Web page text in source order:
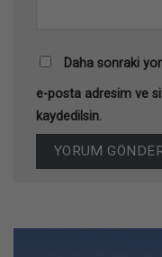
Daha sonraki
e-posta adresim ve
kaydedilsin.